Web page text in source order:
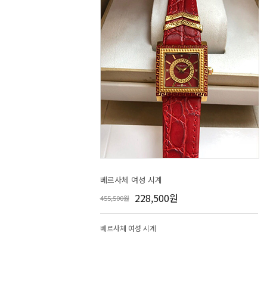
베르사체 여성 시계
455,500원 228,500원
베르사체 여성 시계